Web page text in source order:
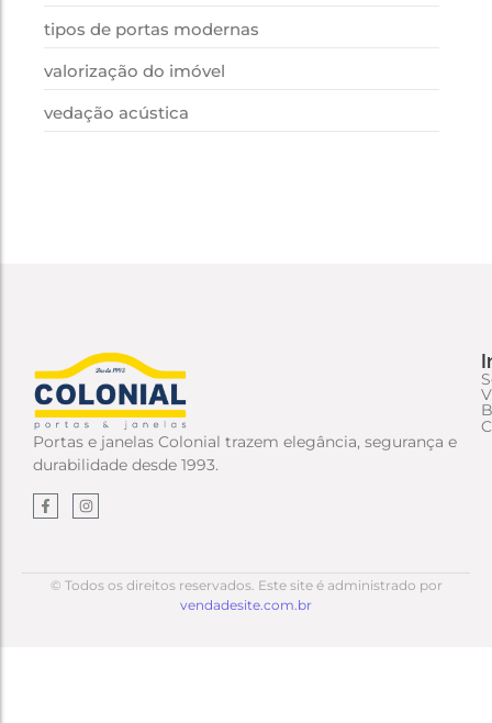
tipos de portas modernas
valorização do imóvel
vedação acústica
Portas e janelas Colonial trazem elegância, segurança e
durabilidade desde 1993.
© Todos os direitos reservados. Este site é administrado por
vendadesite.com.br